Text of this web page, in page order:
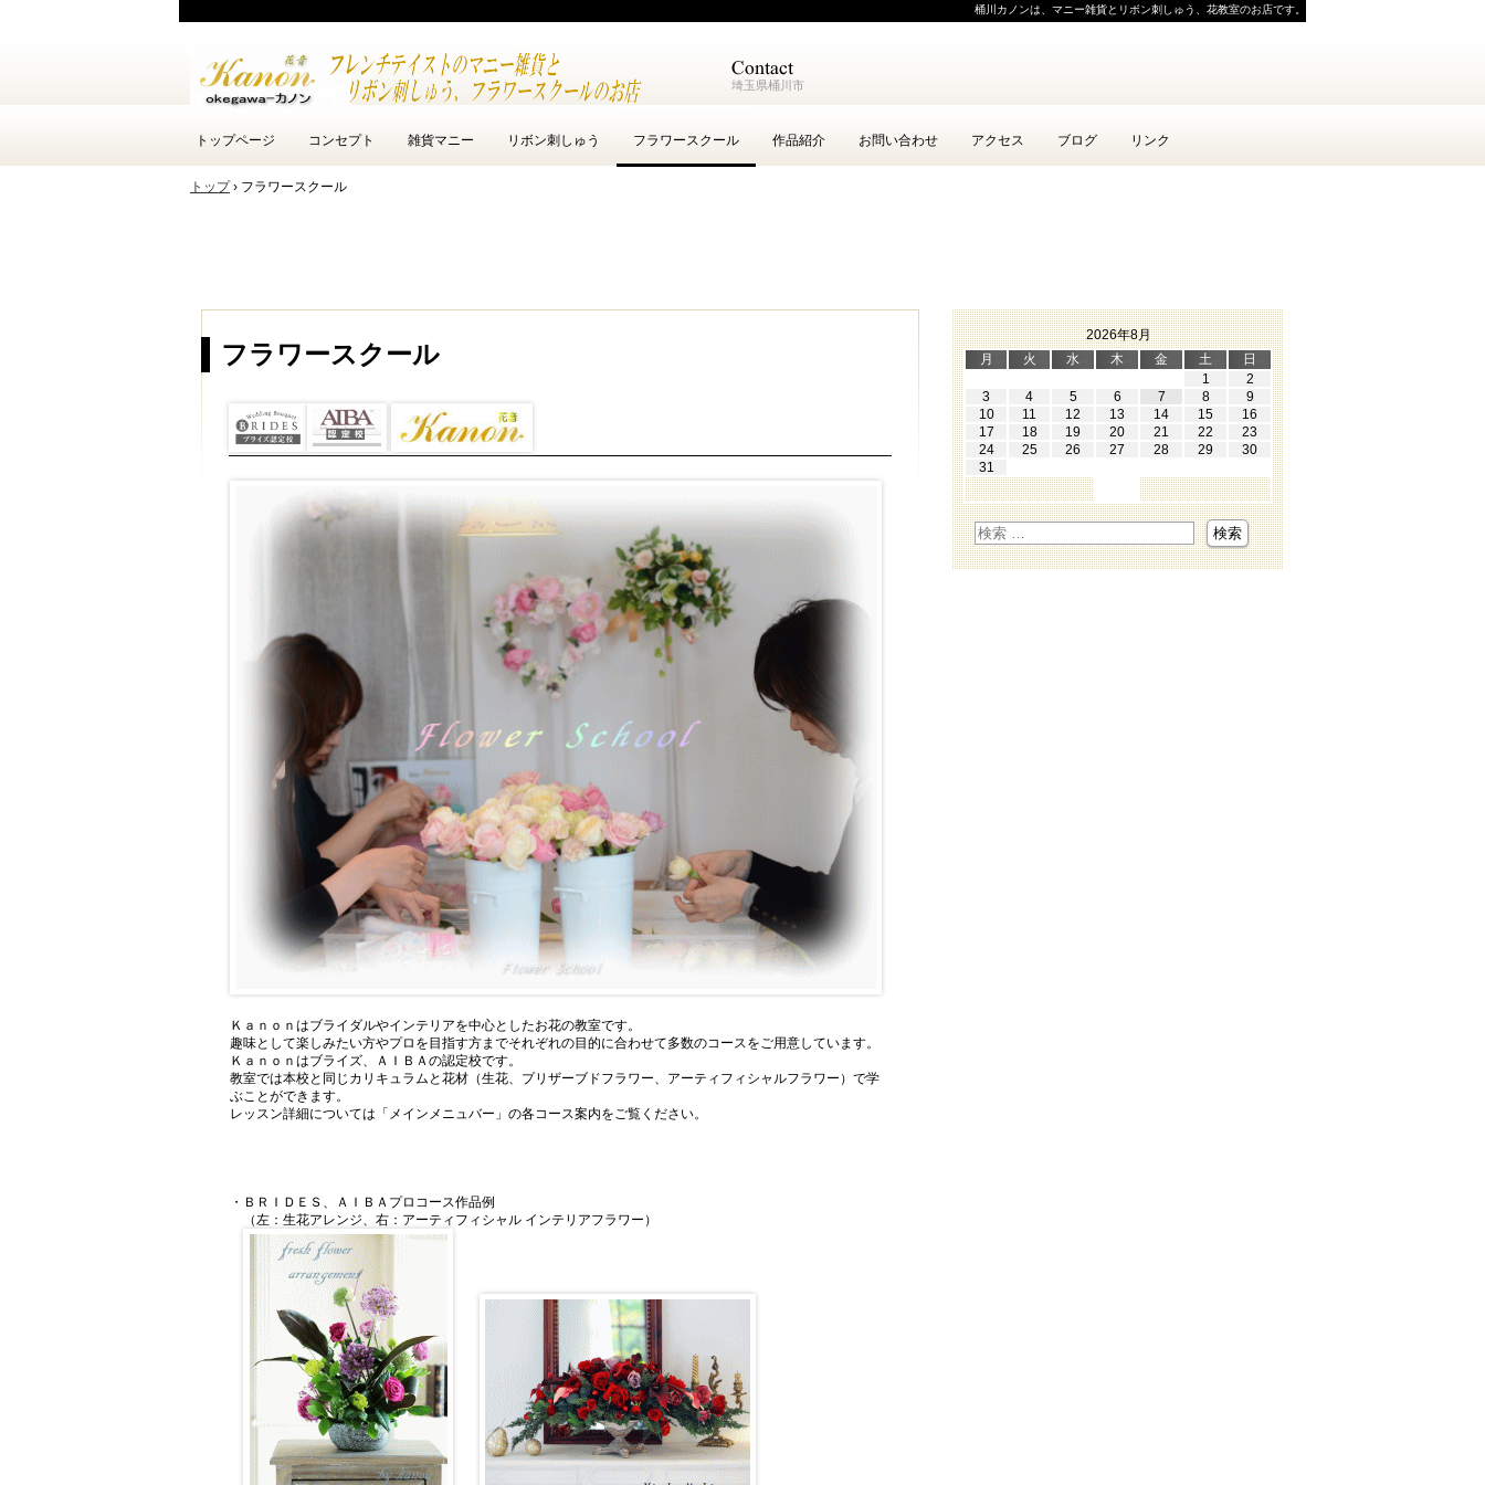
桶川カノンは、マニー雑貨とリボン刺しゅう、花教室のお店です。
埼玉県桶川市
トップページ コンセプト 雑貨マニー リボン刺しゅう フラワースクール 作品紹介 お問い合わせ アクセス ブログ リンク
トップ › フラワースクール
フラワースクール
Ｋａｎｏｎはブライダルやインテリアを中心としたお花の教室です。
趣味として楽しみたい方やプロを目指す方までそれぞれの目的に合わせて多数のコースをご用意しています。
Ｋａｎｏｎはブライズ、ＡＩＢＡの認定校です。
教室では本校と同じカリキュラムと花材（生花、プリザーブドフラワー、アーティフィシャルフラワー）で学
ぶことができます。
レッスン詳細については「メインメニュバー」の各コース案内をご覧ください。
・ＢＲＩＤＥＳ、ＡＩＢＡプロコース作品例
（左：生花アレンジ、右：アーティフィシャル インテリアフラワー）
2026年8月
月
火 水 木 金 土
日
1
2
3
4 5 6 7 8
9
10
11 12 13 14 15
16
17
18 19 20 21 22
23
24
25 26 27 28 29
30
31